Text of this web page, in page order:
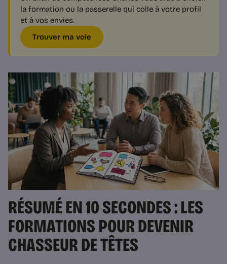
la formation ou la passerelle qui colle à votre profil
et à vos envies.
Trouver ma voie
RÉSUMÉ EN 10 SECONDES : LES
FORMATIONS POUR DEVENIR
CHASSEUR DE TÊTES